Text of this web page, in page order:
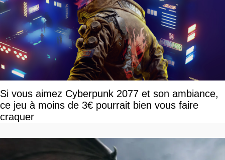
Si vous aimez Cyberpunk 2077 et son ambiance,
ce jeu à moins de 3€ pourrait bien vous faire
craquer